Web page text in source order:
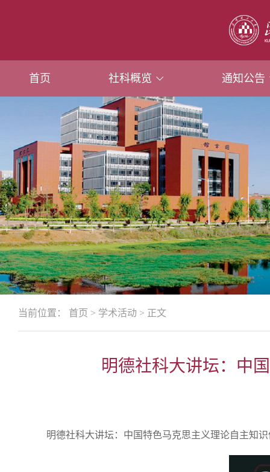
首页 社科概览 通知公告
当前位置： 首页 > 学术活动 > 正文
明德社科大讲坛：中
明德社科大讲坛：中国特色马克思主义理论自主知